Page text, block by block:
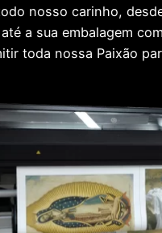
nosso carinho,
a sua embalagem
toda nossa Paixão